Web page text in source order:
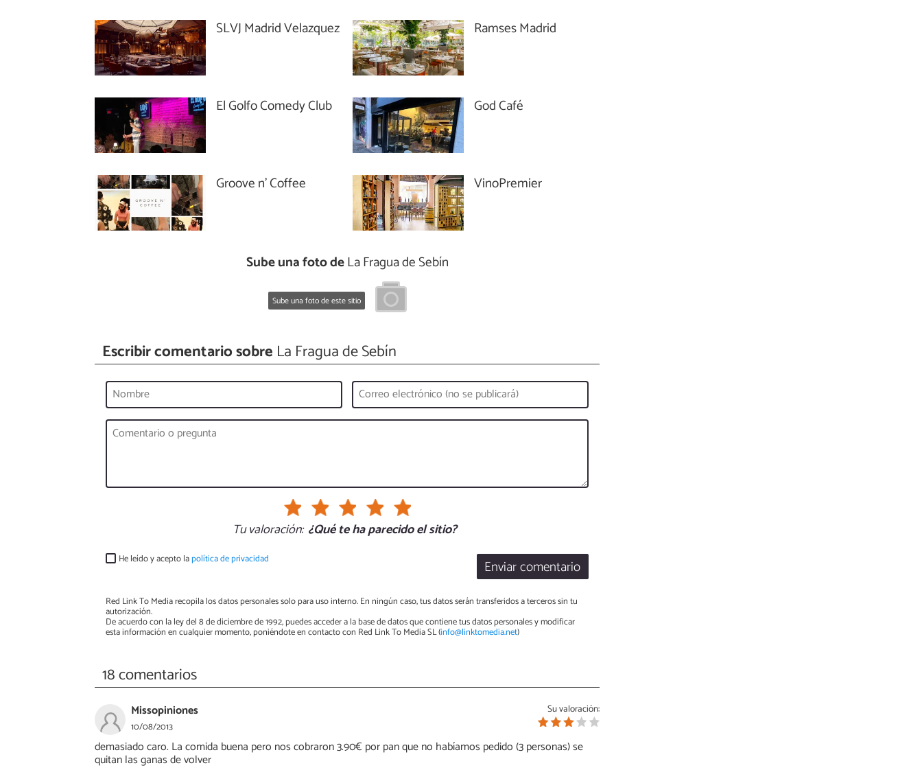
SLVJ Madrid Velazquez Ramses Madrid
El Golfo Comedy Club God Café
Groove n’ Coffee VinoPremier
Sube una foto deLa Fragua de Sebín
Sube una foto de este sitio
Escribir comentario sobre La Fragua de Sebín
Tu valoración: ¿Qué te ha parecido el sitio?
Enviar comentario
He leído y acepto lapolítica de privacidad
Red Link To Media recopila los datos personales solo para uso interno. En ningún caso, tus datos serán transferidos a terceros sin tu
autorización.
De acuerdo con la ley del 8 de diciembre de 1992, puedes acceder a la base de datos que contiene tus datos personales y modificar
esta información en cualquier momento, poniéndote en contacto con Red Link To Media SL (info@linktomedia.net)
18 comentarios
Su valoración:
Missopiniones
10/08/2013
demasiado caro. La comida buena pero nos cobraron 3.90€ por pan que no habíamos pedido (3 personas) se
quitan las ganas de volver